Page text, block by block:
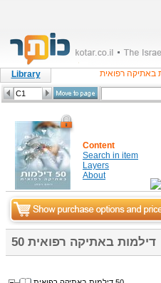
Library
Content
Search in item
Layers
About
50 דילמות באתיקה רפואית